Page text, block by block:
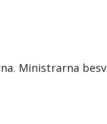
Ministrarna